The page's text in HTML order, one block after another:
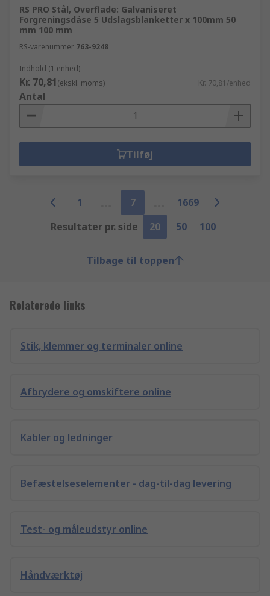
RS PRO Stål, Overflade: Galvaniseret
Forgreningsdåse 5 Udslagsblanketter x 100mm 50
mm 100 mm
RS-varenummer 763-9248
Indhold (1 enhed)
Kr. 70,81(ekskl. moms) Kr. 70,81/enhed
Antal
Tilføj
1 7
1669
Resultater pr. side
20 50 100
Tilbage til toppen
Relaterede links
Stik, klemmer og terminaler online
Afbrydere og omskiftere online
Kabler og ledninger
Befæstelseselementer - dag-til-dag levering
Test- og måleudstyr online
Håndværktøj